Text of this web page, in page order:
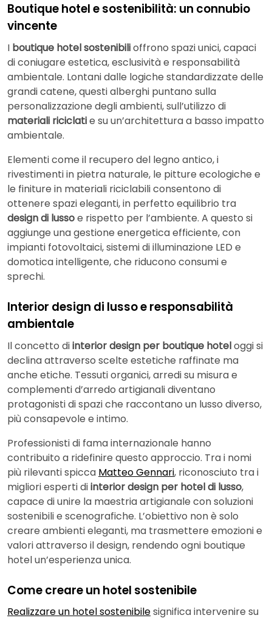
Boutique hotel e sostenibilità: un connubio
vincente
I boutique hotel sostenibilioffrono spazi unici, capaci
di coniugare estetica, esclusività e responsabilità
ambientale. Lontani dalle logiche standardizzate delle
grandi catene, questi alberghi puntano sulla
personalizzazione degli ambienti, sull’utilizzo di
materiali riciclatie su un’architettura a basso impatto
ambientale.
Elementi come il recupero del legno antico, i
rivestimenti in pietra naturale, le pitture ecologiche e
le finiture in materiali riciclabili consentono di
ottenere spazi eleganti, in perfetto equilibrio tra
design di lussoe rispetto per l’ambiente. A questo si
aggiunge una gestione energetica efficiente, con
impianti fotovoltaici, sistemi di illuminazione LED e
domotica intelligente, che riducono consumi e
sprechi.
Interior design di lusso e responsabilità
ambientale
Il concetto diinterior design per boutique hoteloggi si
declina attraverso scelte estetiche raffinate ma
anche etiche. Tessuti organici, arredi su misura e
complementi d’arredo artigianali diventano
protagonisti di spazi che raccontano un lusso diverso,
più consapevole e intimo.
Professionisti di fama internazionale hanno
contribuito a ridefinire questo approccio. Tra i nomi
più rilevanti spicca Matteo Gennari, riconosciuto tra i
migliori esperti diinterior design per hotel di lusso,
capace di unire la maestria artigianale con soluzioni
sostenibili e scenografiche. L’obiettivo non è solo
creare ambienti eleganti, ma trasmettere emozioni e
valori attraverso il design, rendendo ogni boutique
hotel un’esperienza unica.
Come creare un hotel sostenibile
Realizzare un hotel sostenibilesignifica intervenire su